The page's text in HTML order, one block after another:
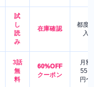
試
し
読
み
在庫確認
都度
入
3話
無
料
60%OFF
クーポン
月額
550
円〜